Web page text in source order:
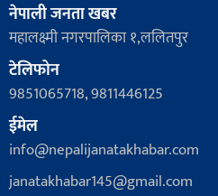
नेपाली जनता खबर
महालक्ष्मी नगरपालिका १,ललितपुर
टेलिफोन
9851065718, 9811446125
ईमेल
info@nepalijanatakhabar.com
janatakhabar145@gmail.com